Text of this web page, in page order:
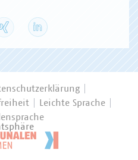
Leichte Sprache